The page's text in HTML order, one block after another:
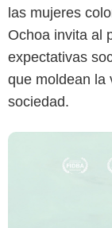
las mujeres
Ochoa invita al
expectativas
que moldean la
sociedad.